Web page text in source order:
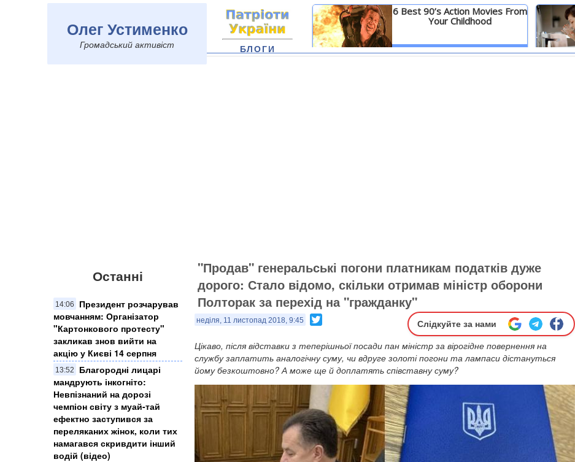
Олег Устименко
Громадський активіст
6 Best 90’s Action Movies From
Your Childhood
Детальніше
БЛОГИ
Останні
14:06
Президент розчарував
мовчанням: Організатор
"Картонкового протесту"
закликав знов вийти на
акцію у Києві 14 серпня
13:52
Благородні лицарі
мандрують інкогніто:
Невпізнаний на дорозі
чемпіон світу з муай-тай
ефектно заступився за
переляканих жінок, коли тих
намагався скривдити інший
водій (відео)
"Продав" генеральські погони платникам податків дуже
дорого: Стало відомо, скільки отримав міністр оборони
Полторак за перехід на "гражданку"
неділя, 11 листопад 2018, 9:45 Слідкуйте за нами
Цікаво, після відставки з теперішньої посади пан міністр за вірогідне повернення на
службу заплатить аналогічну суму, чи вдруге золоті погони та лампаси дістануться
йому безкоштовно? А може ще й доплатять співставну суму?